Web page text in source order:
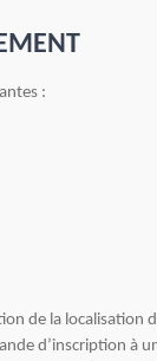
:
de la localisation
d’inscription à